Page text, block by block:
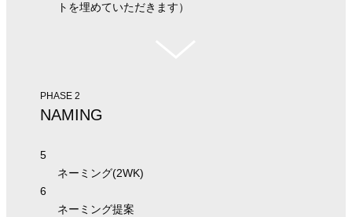
トを埋めていただきます）
PHASE 2
NAMING
5
ネーミング(2WK)
6
ネーミング提案